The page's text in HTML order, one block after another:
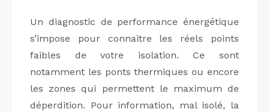
Un diagnostic de performance énergétique
s’impose pour connaitre les réels points
faibles de votre isolation. Ce sont
notamment les ponts thermiques ou encore
les zones qui permettent le maximum de
déperdition. Pour information, mal isolé, la